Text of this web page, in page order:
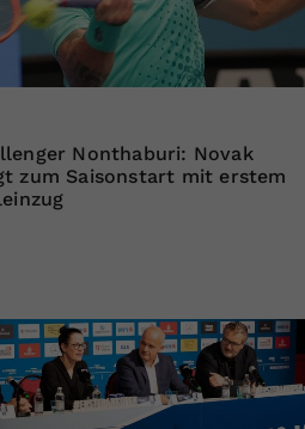
Nonthaburi: Novak
zum Saisonstart mit erstem